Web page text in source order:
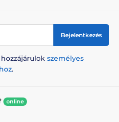
kutya és macskaajtó
irányban nyitva, csak
A zárnak köszönhetően
Bejelentkezés
személyes
.
online